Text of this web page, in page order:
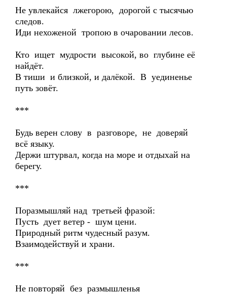
Не увлекайся лжегорою, дорогой с тысячью
следов.
Иди нехоженой тропою в очаровании лесов.
Кто ищет мудрости высокой, во глубине её
найдёт.
В тиши и близкой, и далёкой. В уединенье
путь зовёт.
***
Будь верен слову в разговоре, не доверяй
всё языку.
Держи штурвал, когда на море и отдыхай на
берегу.
***
Поразмышляй над третьей фразой:
Пусть дует ветер - шум цени.
Природный ритм чудесный разум.
Взаимодействуй и храни.
***
Не повторяй без размышленья